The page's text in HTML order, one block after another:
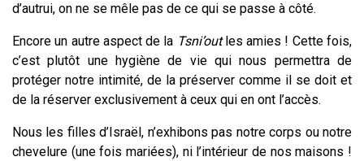
d’autrui, on ne se mêle pas de ce qui se passe à côté.
Encore un autre aspect de la Tsni’outles amies ! Cette fois,
c’est plutôt une hygiène de vie qui nous permettra de
protéger notre intimité, de la préserver comme il se doit et
de la réserver exclusivement à ceux qui en ont l’accès.
Nous les filles d’Israël, n’exhibons pas notre corps ou notre
chevelure (une fois mariées), ni l’intérieur de nos maisons !